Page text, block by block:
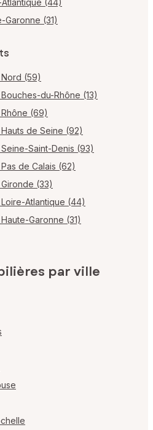
(44)
Garonne (31)
(59)
du-Rhône (13)
(69)
de Seine (92)
Saint-Denis (93)
de Calais (62)
(33)
Atlantique (44)
Garonne (31)
par ville